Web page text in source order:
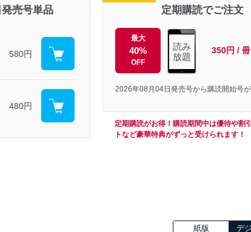
売号単品
580円
480円
定期購読でご注文
最大
40%
OFF
読み
放題
350円 / 冊
2026年08月04日発売号から購読開始号が
定期購読がお得！購読期間中は優待や割
トなど豪華特典がずっと受けられます！
紙版 デ